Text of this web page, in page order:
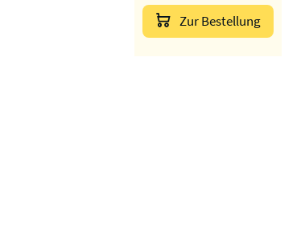
Zur Bestellung